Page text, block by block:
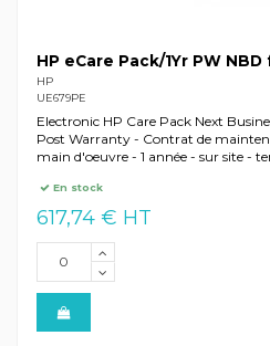
HP eCare Pack/1Yr PW NBD
HP
UE679PE
Electronic HP Care Pack Next
Post Warranty - Contrat de
main d'oeuvre - 1 année - sur site -
En stock
617,74 € HT